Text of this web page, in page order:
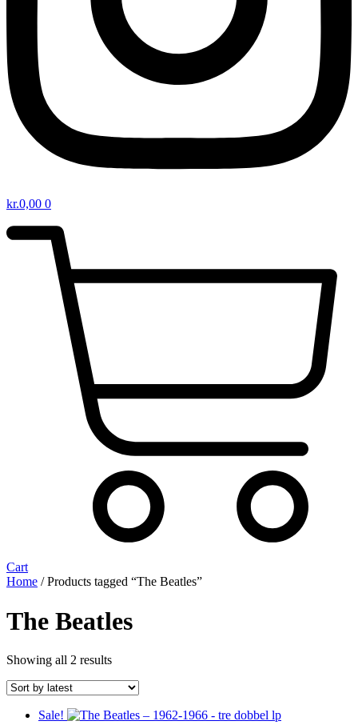
kr.0,00 0
Cart
Home / Products tagged “The Beatles”
The Beatles
Showing all 2 resultsSorted
latest
Sale!